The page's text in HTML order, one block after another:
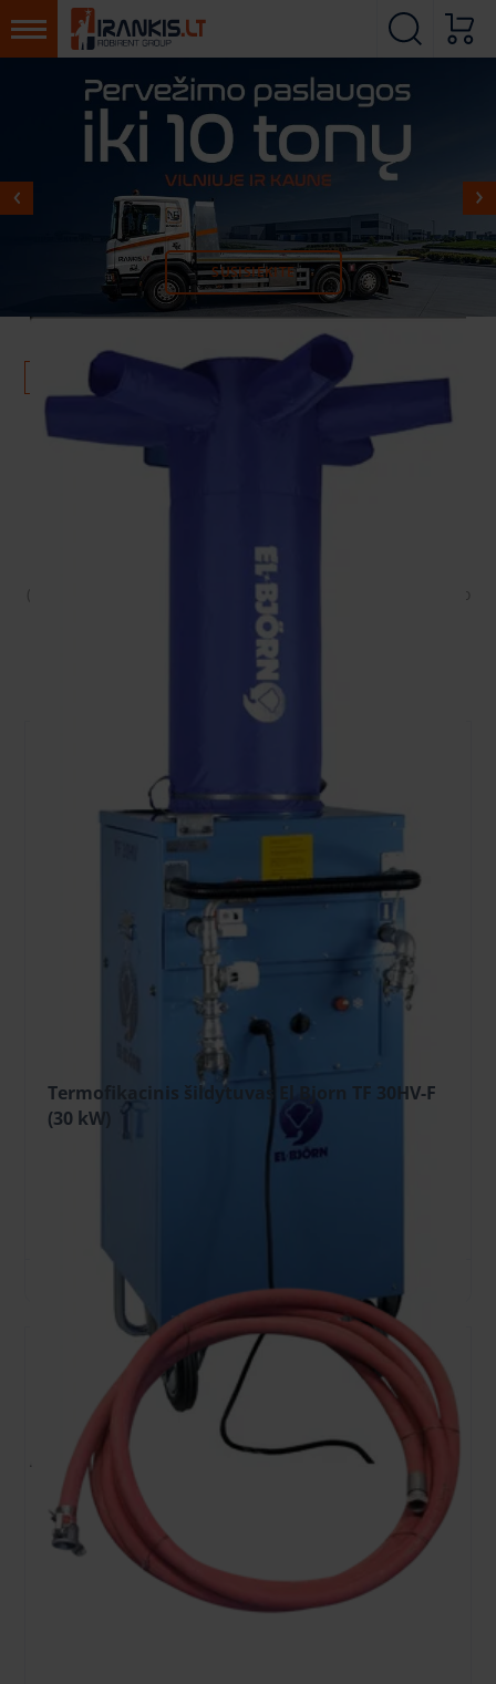
DAUGIAU APIE PASIŪLYMĄ
SUSISIEKITE
MŪSŲ PADALINIAI
Atgal Pradžia Šildymo ir sausinimo įranga
ŠILDYMO IR SAUSINIMO ĮRANGA
nuomojant 2-7 d. | Iki-25%
nuomojant 15-31 d. | Iki
(Nuolaidos nesumuojamos ir pritaikomos įrangos grąžinimo
metu)
FILTRUOTI
Termofikacinis šildytuvas El Bjorn TF 30HV-F
(30 kW)